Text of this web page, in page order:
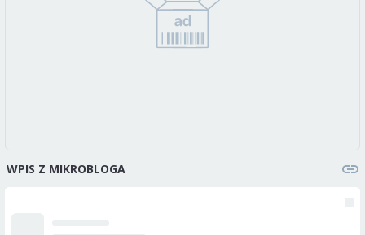
WPIS Z MIKROBLOGA